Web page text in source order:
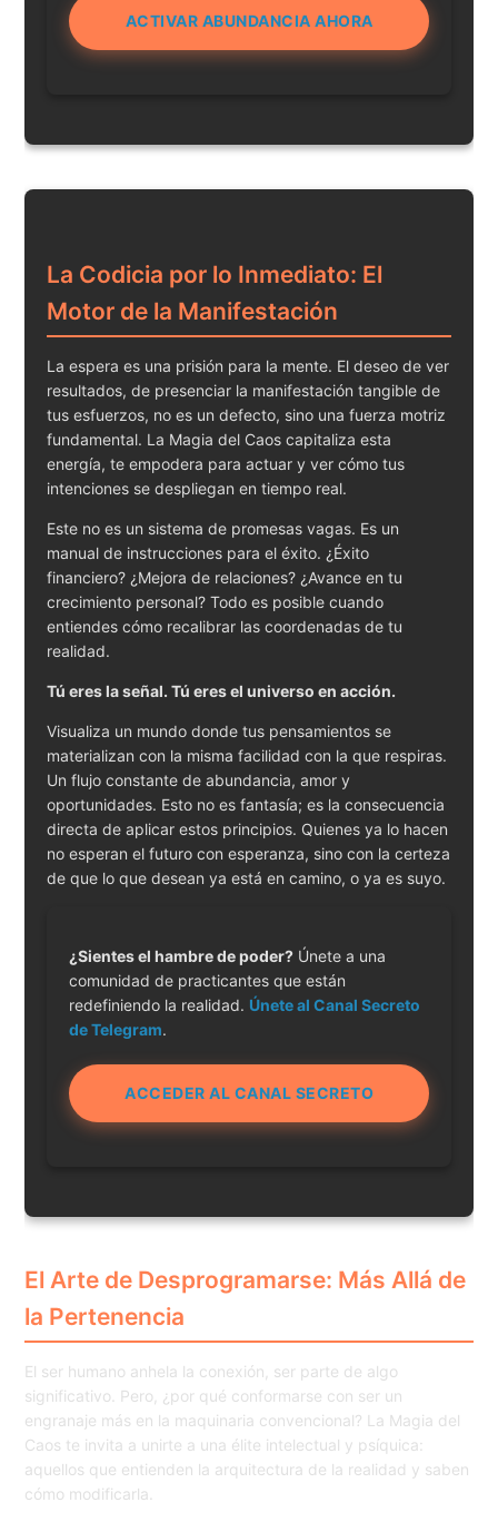
ACTIVAR ABUNDANCIA AHORA
La Codicia por lo Inmediato: El
Motor de la Manifestación
La espera es una prisión para la mente. El deseo de ver
resultados, de presenciar la manifestación tangible de
tus esfuerzos, no es un defecto, sino una fuerza motriz
fundamental. La Magia del Caos capitaliza esta
energía, te empodera para actuar y ver cómo tus
intenciones se despliegan en tiempo real.
Este no es un sistema de promesas vagas. Es un
manual de instrucciones para el éxito. ¿Éxito
financiero? ¿Mejora de relaciones? ¿Avance en tu
crecimiento personal? Todo es posible cuando
entiendes cómo recalibrar las coordenadas de tu
realidad.
Tú eres la señal. Tú eres el universo en acción.
Visualiza un mundo donde tus pensamientos se
materializan con la misma facilidad con la que respiras.
Un flujo constante de abundancia, amor y
oportunidades. Esto no es fantasía; es la consecuencia
directa de aplicar estos principios. Quienes ya lo hacen
no esperan el futuro con esperanza, sino con la certeza
de que lo que desean ya está en camino, o ya es suyo.
¿Sientes el hambre de poder? Únete a una
comunidad de practicantes que están
redefiniendo la realidad. Únete al Canal Secreto
de Telegram.
ACCEDER AL CANAL SECRETO
El Arte de Desprogramarse: Más Allá de
la Pertenencia
El ser humano anhela la conexión, ser parte de algo
significativo. Pero, ¿por qué conformarse con ser un
engranaje más en la maquinaria convencional? La Magia del
Caos te invita a unirte a una élite intelectual y psíquica:
aquellos que entienden la arquitectura de la realidad y saben
cómo modificarla.